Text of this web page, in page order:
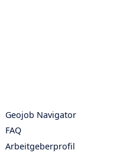
Geojob Navigator
FAQ
Arbeitgeberprofil